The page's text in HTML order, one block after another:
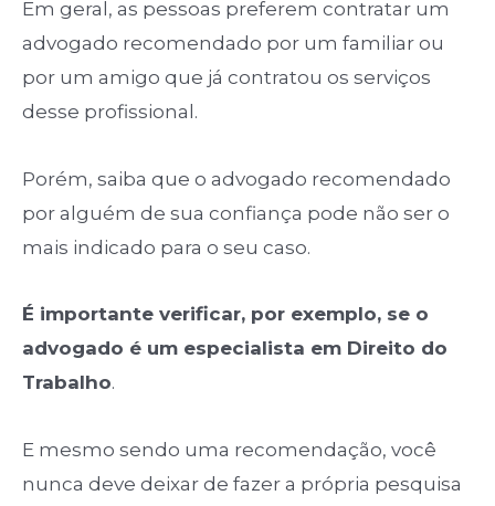
Em geral, as pessoas preferem contratar um
advogado recomendado por um familiar ou
por um amigo que já contratou os serviços
desse profissional.
Porém, saiba que o advogado recomendado
por alguém de sua confiança pode não ser o
mais indicado para o seu caso.
É importante verificar, por exemplo, se o
advogado é um especialista em Direito do
Trabalho.
E mesmo sendo uma recomendação, você
nunca deve deixar de fazer a própria pesquisa